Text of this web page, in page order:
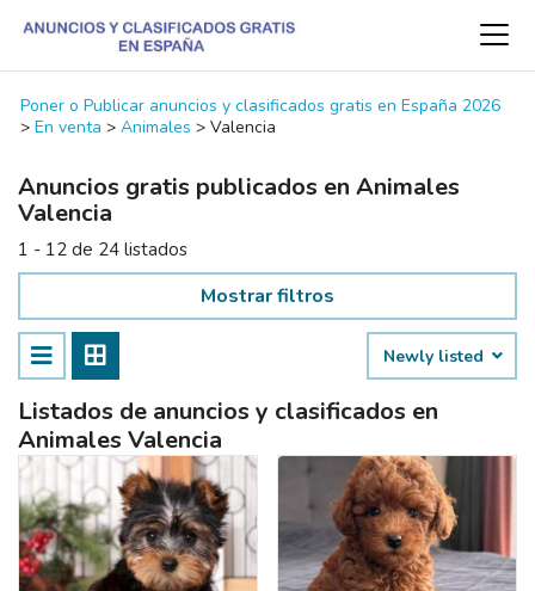
Poner o Publicar anuncios y clasificados gratis en España 2026
> En venta > Animales > Valencia
Anuncios gratis publicados en Animales
Valencia
1 - 12 de 24 listados
Mostrar filtros
Newly listed
Listados de anuncios y clasificados en
Animales Valencia